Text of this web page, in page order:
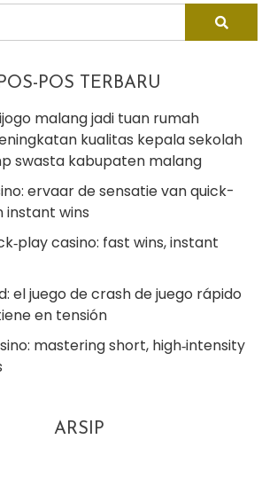
POS TERBARU
malang jadi tuan rumah
kualitas kepala sekolah
swasta kabupaten malang
ervaar de sensatie van quick-
instant wins
casino: fast wins, instant
el juego de crash de juego rápido
en tensión
mastering short, high‑intensity
ARSIP